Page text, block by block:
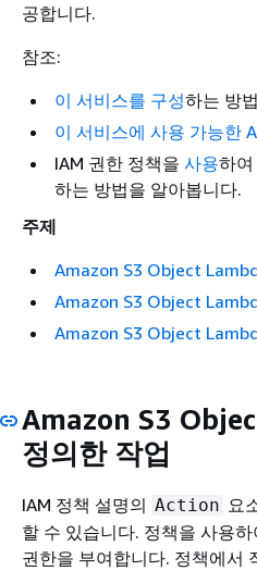
공합니다.
참조:
이 서비스를 구성하는 방
이 서비스에 사용 가능한
IAM 권한 정책을 사용하
하는 방법을 알아봅니다.
주제
Amazon S3 Object
Amazon S3 Object
Amazon S3 Object
Amazon S3
정의한 작업
IAM 정책 설명의 Action 요
할 수 있습니다. 정책을 사용
권한을 부여합니다. 정책에서